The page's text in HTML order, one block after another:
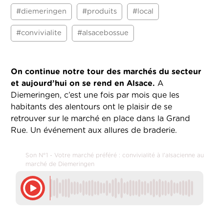
#diemeringen #produits #local
#convivialite #alsacebossue
On continue notre tour des marchés du secteur
et aujourd’hui on se rend en Alsace.A
Diemeringen, c’est une fois par mois que les
habitants des alentours ont le plaisir de se
retrouver sur le marché en place dans la Grand
Rue. Un événement aux allures de braderie.
Son N°1 - Votre marché préféré : convivialité à l'alsacienne au
marché de Diemeringen